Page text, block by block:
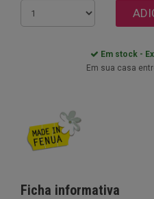
Em stock -
Em sua casa
Ficha informativa